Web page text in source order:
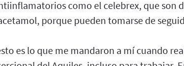
como el celebrex, que son
porque pueden tomarse de
es lo que me mandaron a mí cuando